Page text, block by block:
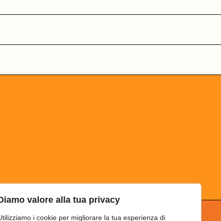
valore alla tua privacy
i cookie per migliorare la tua esperienza di